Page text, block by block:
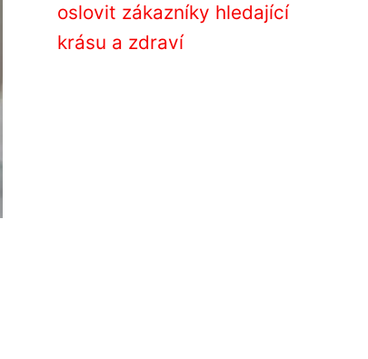
oslovit zákazníky hledající
krásu a zdraví